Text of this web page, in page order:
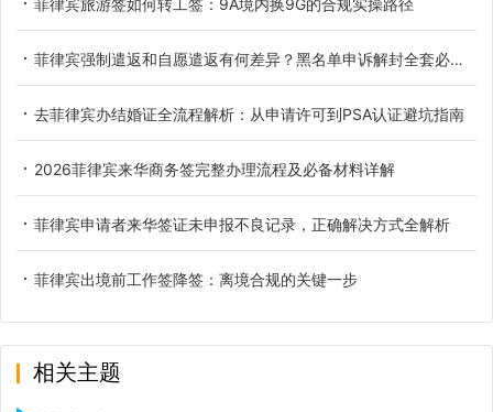
菲律宾旅游签如何转工签：9A境内换9G的合规实操路径
菲律宾强制遣返和自愿遣返有何差异？黑名单申诉解封全套必备材料详解
去菲律宾办结婚证全流程解析：从申请许可到PSA认证避坑指南
2026菲律宾来华商务签完整办理流程及必备材料详解
菲律宾申请者来华签证未申报不良记录，正确解决方式全解析
菲律宾出境前工作签降签：离境合规的关键一步
相关主题